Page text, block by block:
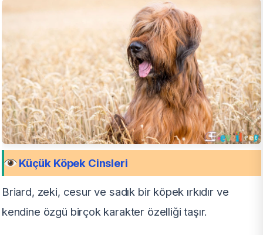
Küçük Köpek Cinsleri
Briard, zeki, cesur ve sadık bir köpek ırkıdır ve
kendine özgü birçok karakter özelliği taşır.